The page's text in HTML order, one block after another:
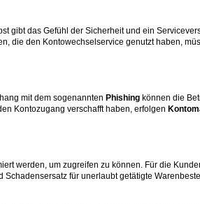
gibt das Gefühl der Sicherheit und ein
die den Kontowechselservice genutzt haben,
mit dem sogenannten Phishing können die
Kontozugang verschafft haben, erfolgen
werden, um zugreifen zu können. Für die
für unerlaubt getätigte